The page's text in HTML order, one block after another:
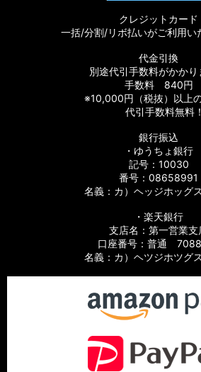
クレジットカード
一括/分割/リボ払いがご利用い
代金引換
別途代引手数料がかかり
手数料 840円
※10,000円（税抜）以上
代引手数料無料！
銀行振込
・ゆうちょ銀行
記号：10030
番号：08658991
名義：カ）ヘッジホッグ
・楽天銀行
支店名：第一営業支
口座番号：普通
名義：カ）ヘツジホツグ